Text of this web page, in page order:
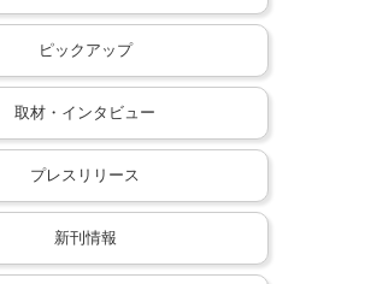
ピックアップ
取材・インタビュー
プレスリリース
新刊情報